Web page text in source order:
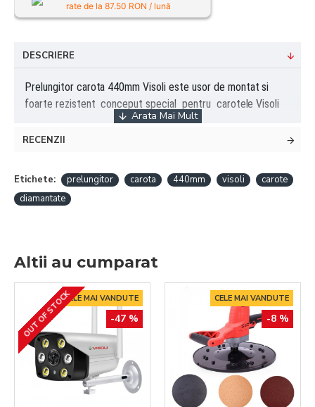
rate de la 87.50 RON / lună
DESCRIERE
Prelungitor carota 440mm Visoli este usor de montat si
foarte rezistent conceput special pentru carotele Visoli
RECENZII
Etichete: prelungitor carota 440mm visoli
carote
diamantate
Altii au cumparat
CELE MAI VANDUTE
-47 %
OUT OF STOCK CELE MAI VANDUTE
-8 %